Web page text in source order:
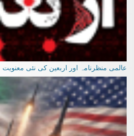
عالمی منظرنامہ اور اربعین کی نئی معنویت